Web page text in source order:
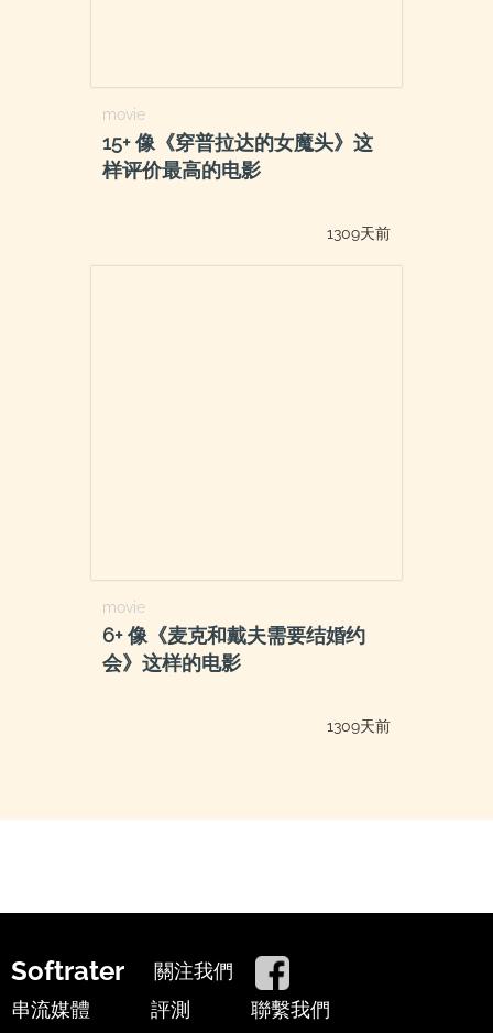
movie
15+ 像《穿普拉达的女魔头》这
样评价最高的电影
1309天前
movie
6+ 像《麦克和戴夫需要结婚约
会》这样的电影
1309天前
Softrater
關注我們
串流媒體
評測 聯繫我們